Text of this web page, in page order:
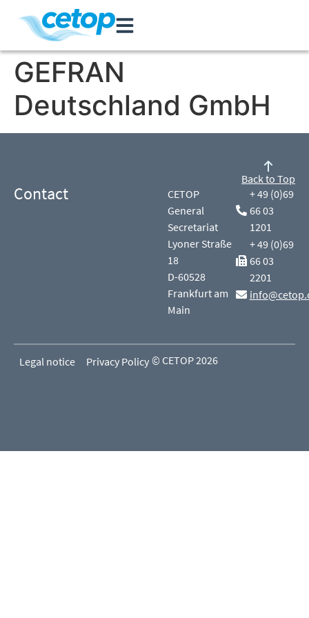
GEFRAN
Deutschland GmbH
Contact
CETOP
General
Secretariat
Lyoner Straße
18
D-60528
Frankfurt am
Main
+ 49 (0)69
66 03
1201
+ 49 (0)69
66 03
2201
Back to Top
Legal notice Privacy Policy © CETOP 2026